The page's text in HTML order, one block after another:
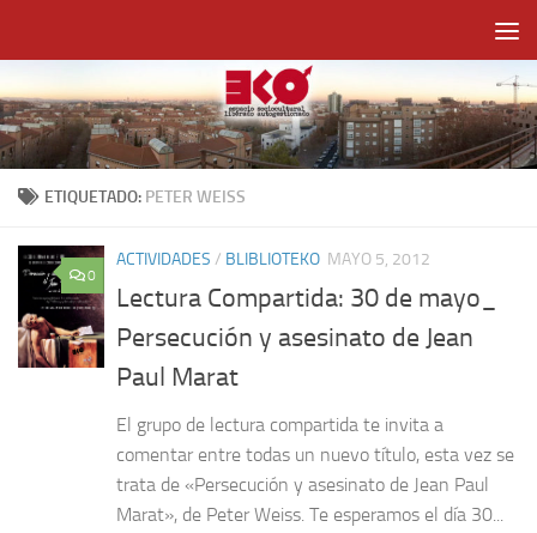
ETIQUETADO: PETER WEISS
0
ACTIVIDADES / BLIBLIOTEKO MAYO 5, 2012
Lectura Compartida: 30 de mayo_
Persecución y asesinato de Jean
Paul Marat
El grupo de lectura compartida te invita a
comentar entre todas un nuevo título, esta vez se
trata de «Persecución y asesinato de Jean Paul
Marat», de Peter Weiss. Te esperamos el día 30...